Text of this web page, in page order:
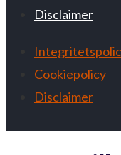
Disclaimer
Cookiepolicy
Disclaimer